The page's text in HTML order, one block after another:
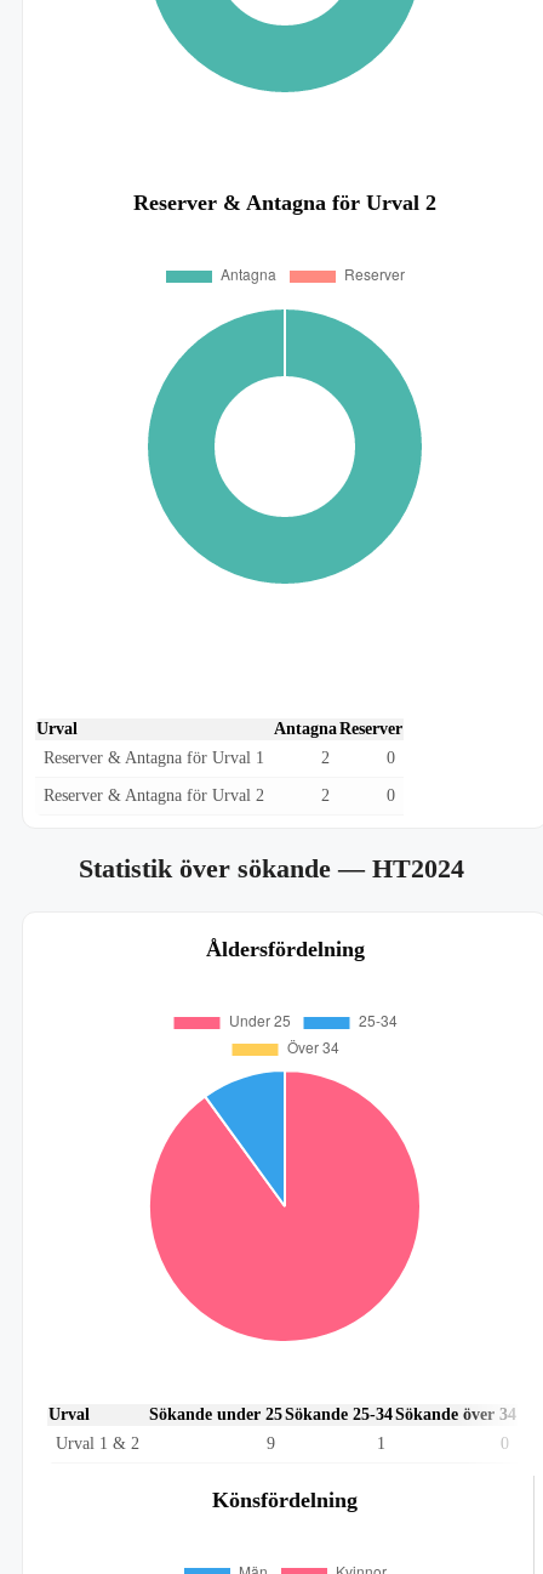
Reserver & Antagna för Urval 2
Urval AntagnaReserver
Reserver & Antagna för Urval 1
2 0
Reserver & Antagna för Urval 2 2 0
Statistik över sökande— HT2024
Åldersfördelning
Urval Sökande under 25Sökande 25-34Sökande över 34
Urval 1 & 2
9 1 0
Könsfördelning